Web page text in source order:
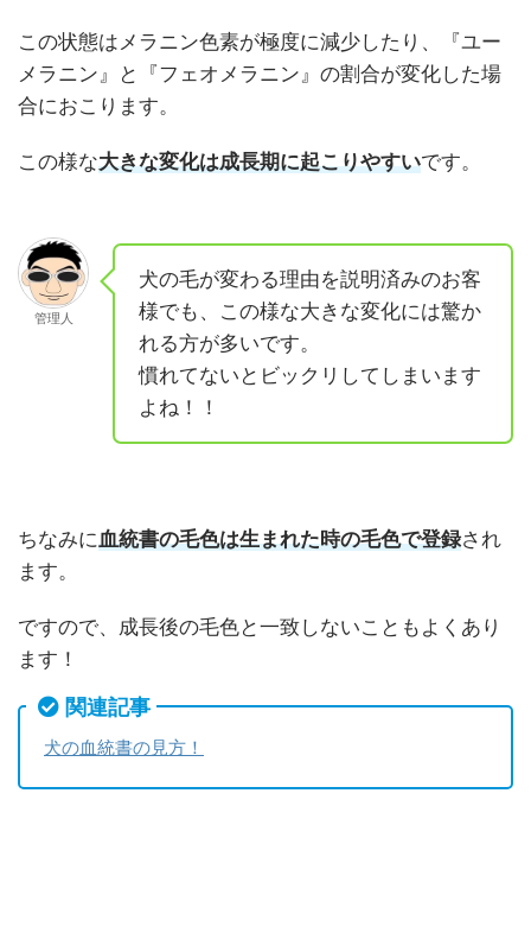
この状態はメラニン色素が極度に減少したり、『ユー
メラニン』と『フェオメラニン』の割合が変化した場
合におこります。
この様な大きな変化は成長期に起こりやすいです。
管理人
犬の毛が変わる理由を説明済みのお客
様でも、この様な大きな変化には驚か
れる方が多いです。
慣れてないとビックリしてしまいます
よね！！
ちなみに血統書の毛色は生まれた時の毛色で登録され
ます。
ですので、成長後の毛色と一致しないこともよくあり
ます！
関連記事
犬の血統書の見方！